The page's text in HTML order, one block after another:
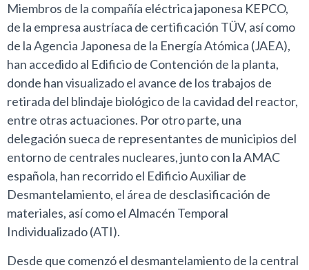
Miembros de la compañía eléctrica japonesa KEPCO,
de la empresa austríaca de certificación TÜV, así como
de la Agencia Japonesa de la Energía Atómica (JAEA),
han accedido al Edificio de Contención de la planta,
donde han visualizado el avance de los trabajos de
retirada del blindaje biológico de la cavidad del reactor,
entre otras actuaciones. Por otro parte, una
delegación sueca de representantes de municipios del
entorno de centrales nucleares, junto con la AMAC
española, han recorrido el Edificio Auxiliar de
Desmantelamiento, el área de desclasificación de
materiales, así como el Almacén Temporal
Individualizado (ATI).
Desde que comenzó el desmantelamiento de la central